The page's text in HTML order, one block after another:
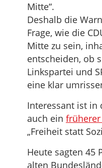
Mitte“.
Deshalb die
Frage, wie die
Mitte zu sein,
entscheiden, ob
Linkspartei und
eine klar
Interessant ist in
auch ein früherer
„Freiheit statt
Heute sagten 45
alten